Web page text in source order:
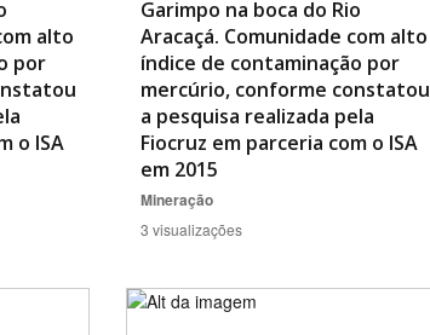
alto
por
o ISA
Garimpo na boca do Rio
Aracaçá. Comunidade com alto
índice de contaminação por
mercúrio, conforme constatou
a pesquisa realizada pela
Fiocruz em parceria com o ISA
em 2015
Mineração
3 visualizações